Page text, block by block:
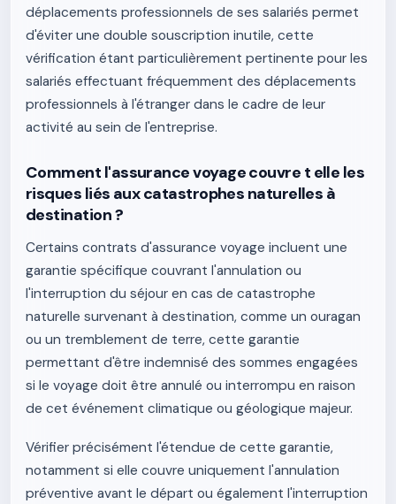
déplacements professionnels de ses salariés permet
d'éviter une double souscription inutile, cette
vérification étant particulièrement pertinente pour les
salariés effectuant fréquemment des déplacements
professionnels à l'étranger dans le cadre de leur
activité au sein de l'entreprise.
Comment l'assurance voyage couvre t elle les
risques liés aux catastrophes naturelles à
destination ?
Certains contrats d'assurance voyage incluent une
garantie spécifique couvrant l'annulation ou
l'interruption du séjour en cas de catastrophe
naturelle survenant à destination, comme un ouragan
ou un tremblement de terre, cette garantie
permettant d'être indemnisé des sommes engagées
si le voyage doit être annulé ou interrompu en raison
de cet événement climatique ou géologique majeur.
Vérifier précisément l'étendue de cette garantie,
notamment si elle couvre uniquement l'annulation
préventive avant le départ ou également l'interruption